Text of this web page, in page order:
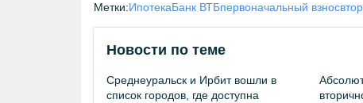
Метки:ИпотекаБанк ВТБпервоначальный взнос
Новости по теме
Среднеуральск и Ирбит вошли в
список городов, где доступна